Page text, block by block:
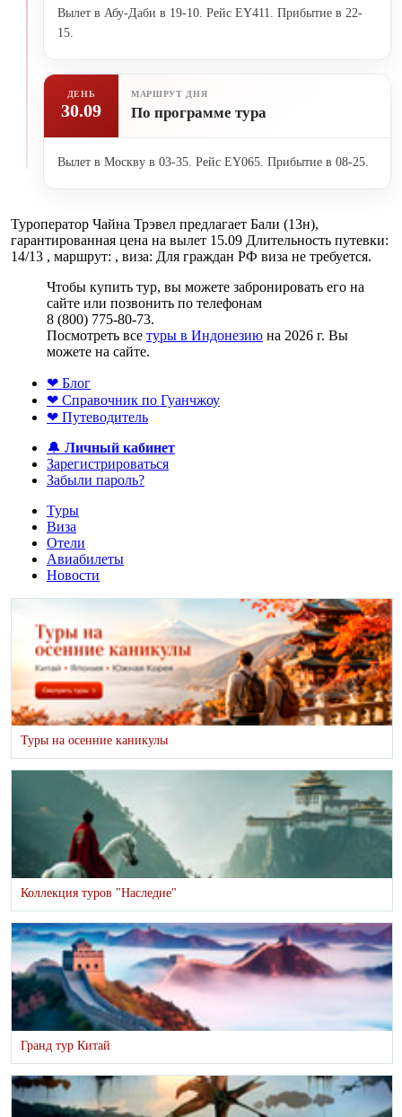
Вылет в Абу-Даби в 19-10. Рейс EY411. Прибытие в 22-
15.
ДЕНЬ
30.09
МАРШРУТ ДНЯ
По программе тура
Вылет в Москву в 03-35. Рейс EY065. Прибытие в 08-25.
Туроператор Чайна Трэвел предлагает Бали (13н),
гарантированная цена на вылет 15.09 Длительность путевки:
14/13 , маршрут: , виза: Для граждан РФ виза не требуется.
Чтобы купить тур, вы можете забронировать его на
сайте или позвонить по телефонам
8 (800) 775-80-73.
Посмотреть все туры в Индонезию на 2026 г. Вы
можете на сайте.
❤ Блог
❤ Справочник по Гуанчжоу
❤ Путеводитель
🔔 Личный кабинет
Зарегистрироваться
Забыли пароль?
Туры
Виза
Отели
Авиабилеты
Новости
Туры на осенние каникулы
Коллекция туров "Наследие"
Гранд тур Китай